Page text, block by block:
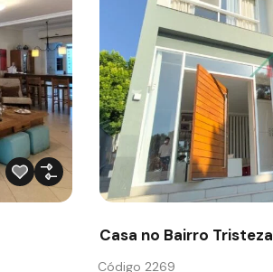
Casa no Bairro Tristeza
Código 2269